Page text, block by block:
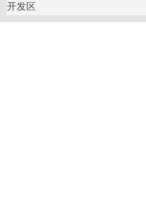
开发区